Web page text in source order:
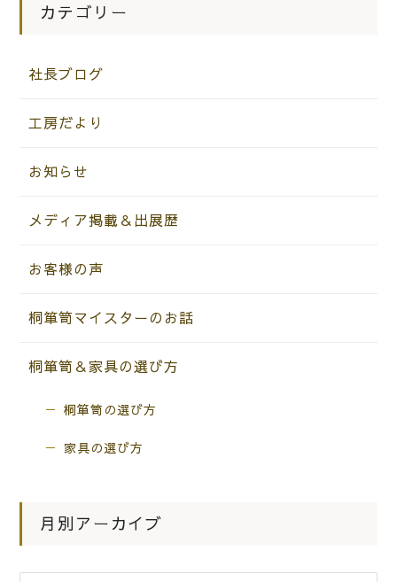
カテゴリー
社長ブログ
工房だより
お知らせ
メディア掲載＆出展歴
お客様の声
桐箪笥マイスターのお話
桐箪笥＆家具の選び方
桐箪笥の選び方
家具の選び方
月別アーカイブ